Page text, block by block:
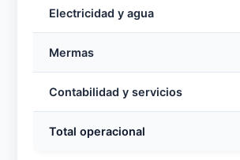
Electricidad y agua
Mermas
Contabilidad y servicios
Total operacional